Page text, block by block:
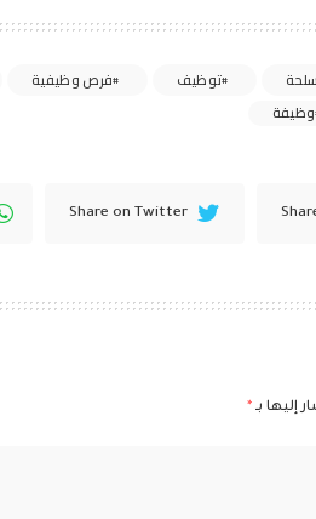
توظيف فرص وظيفية
وظيفة
Share on Twitter
إليها بـ *